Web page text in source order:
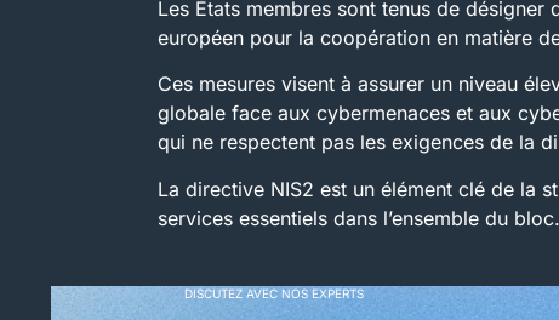
Les États membres sont tenus de
européen pour la coopération en matière
Ces mesures visent à assurer un niveau
globale face aux cybermenaces et aux
qui ne respectent pas les exigences de la
La directive NIS2 est un élément clé de la
services essentiels dans l’ensemble du bloc.
DISCUTEZ AVEC NOS EXPERTS